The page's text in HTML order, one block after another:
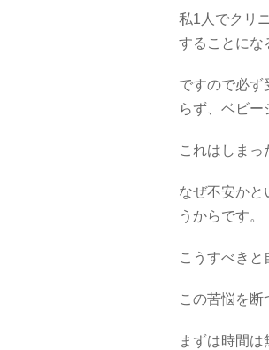
私1人でクリ
することにな
ですので必ず
らず、ベビー
これはしまっ
なぜ不安かと
うからです。
こうすべきと
この苦悩を断
まずは時間は